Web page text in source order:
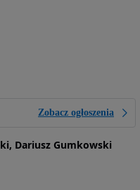
Zobacz ogłoszenia
Dariusz Gumkowski